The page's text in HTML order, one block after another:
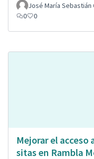
José María Sebastián
0
0
Mejorar el acceso
sitas en Rambla